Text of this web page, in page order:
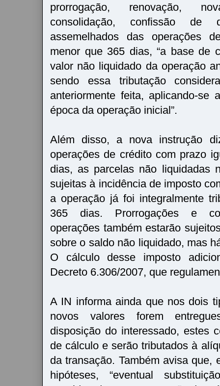
prorrogação, renovação,
consolidação, confissão de
assemelhados das operações
menor que 365 dias, “a base de
valor não liquidado da operação
sendo essa tributação
anteriormente feita, aplicando-se
época da operação inicial”.
Além disso, a nova instrução
operações de crédito com prazo
dias, as parcelas não liquidadas
sujeitas à incidência de imposto
a operação já foi integralmente
365 dias. Prorrogações e
operações também estarão
sobre o saldo não liquidado, mas
O cálculo desse imposto
Decreto 6.306/2007, que
A IN informa ainda que nos dois
novos valores forem
disposição do interessado, estes
de cálculo e serão tributados à
da transação. Também avisa que,
hipóteses, “eventual